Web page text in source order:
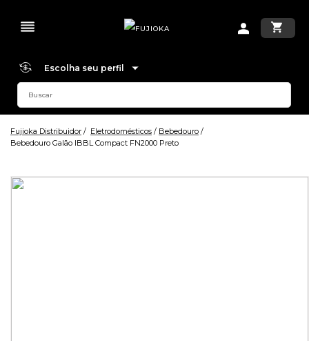
Escolha seu perfil
Fujioka Distribuidor Eletrodomésticos
Bebedouro
Bebedouro Galão IBBL Compact FN2000 Preto